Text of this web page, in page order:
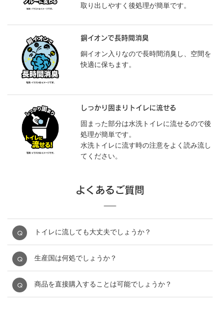
取り出しやすく後処理が簡単です。
銅イオンで長時間消臭
銅イオン入りなので長時間消臭し、空間を
快適に保ちます。
しっかり固まりトイレに流せる
固まった部分は水洗トイレに流せるので後
処理が簡単です。
水洗トイレに流す時の注意をよく読み流し
てください。
よくあるご質問
トイレに流しても大丈夫でしょうか？
生産国は何処でしょうか？
商品を直接購入することは可能でしょうか？